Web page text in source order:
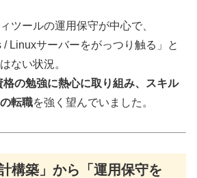
ツールの運用保守が中心で、
Linuxサーバーをがっつり触る」と
ない状況。
格の勉強に熱心に取り組み、スキル
転職を強く望んでいました。
構築」から「運用保守を